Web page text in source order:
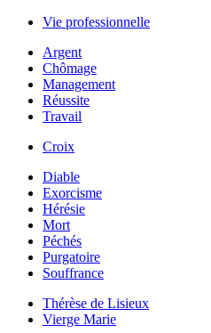
Vie professionnelle
Argent
Chômage
Management
Réussite
Travail
Croix
Diable
Exorcisme
Hérésie
Mort
Péchés
Purgatoire
Souffrance
Thérèse de Lisieux
Vierge Marie